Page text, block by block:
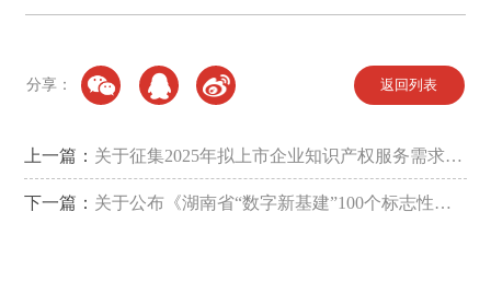
分享： 返回列表
上一篇： 关于征集2025年拟上市企业知识产权服务需求的
通知
下一篇： 关于公布《湖南省“数字新基建”100个标志性项